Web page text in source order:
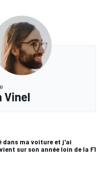
Vinel
dans ma voiture et j'ai
sur son année loin de la F1